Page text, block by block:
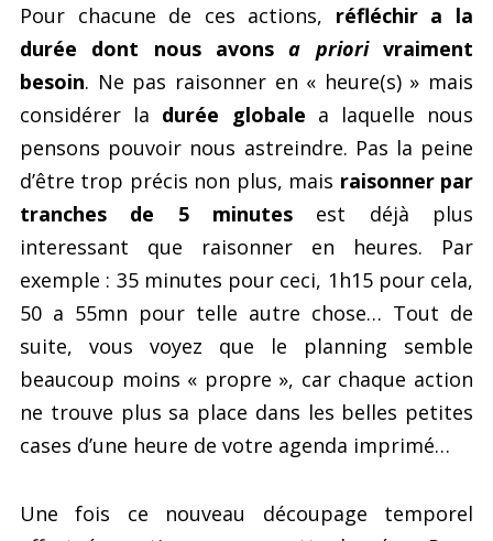
Pour chacune de ces actions, réfléchir a la
durée dont nous avonsa priorivraiment
besoin. Ne pas raisonner en « heure(s) » mais
considérer la durée globale a laquelle nous
pensons pouvoir nous astreindre. Pas la peine
d’être trop précis non plus, mais raisonner par
tranches de 5 minutes est déjà plus
interessant que raisonner en heures. Par
exemple : 35 minutes pour ceci, 1h15 pour cela,
50 a 55mn pour telle autre chose… Tout de
suite, vous voyez que le planning semble
beaucoup moins « propre », car chaque action
ne trouve plus sa place dans les belles petites
cases d’une heure de votre agenda imprimé…
Une fois ce nouveau découpage temporel